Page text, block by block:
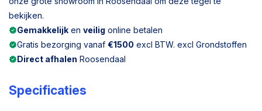
bekijken.
Gemakkelijk en veilig online betalen
Gratis bezorging vanaf €1500 excl BTW. excl Grondstoffen
Direct afhalen Roosendaal
Specificaties